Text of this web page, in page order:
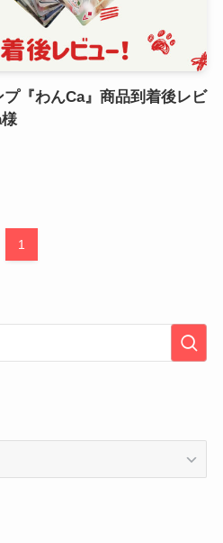
『わんCa』商品到着後レビ
1